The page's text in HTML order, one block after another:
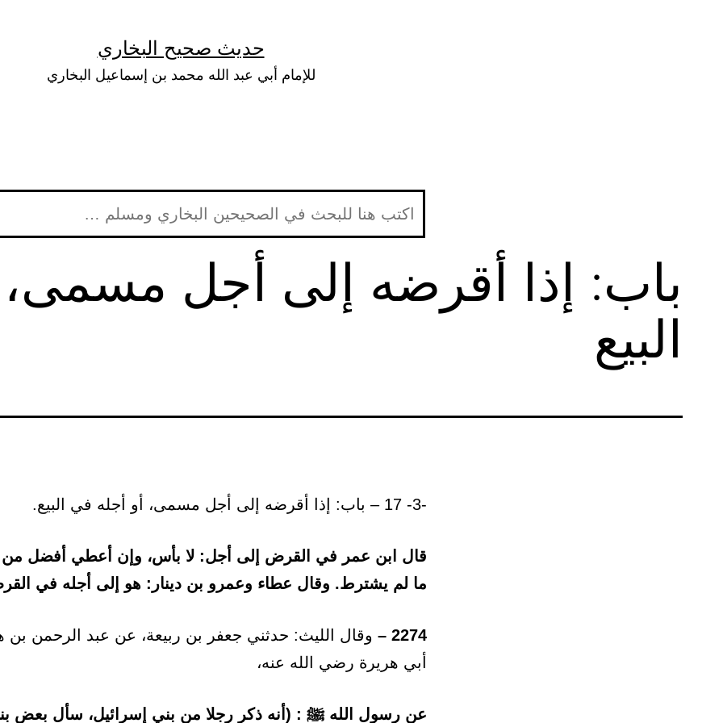
حديث صحيح البخاري
للإمام أبي عبد الله محمد بن إسماعيل البخاري
باب: إذا أقرضه إلى أجل
البيع
-3- 17 – باب: إذا أقرضه إلى أجل مسمى، أو أجله في البيع.
قال ابن عمر في القرض إلى أجل: لا بأس، وإن أعطي أفضل من
ما لم يشترط. وقال عطاء وعمرو بن دينار: هو إلى أجله في
2274 –
وقال الليث: حدثني جعفر بن ربيعة، عن عبد الرحمن بن
أبي هريرة رضي الله عنه،
عن رسول الله ﷺ : (أنه ذكر رجلا من بني إسرائيل، سأل بعض